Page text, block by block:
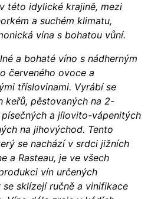
této idylické krajině, mezi
a suchém klimatu,
vína s bohatou vůní.
a bohaté víno s nádherným
červeného ovoce a
tříslovinami. Vyrábí se
keřů, pěstovaných na 2-
a jílovito-vápenitých
na jihovýchod. Tento
se nachází v srdci jižních
a Rasteau, je ve všech
vín určených
sklízejí ručně a vinifikace